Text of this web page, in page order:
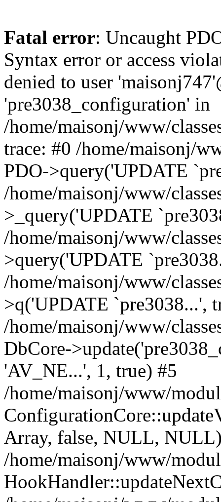
Fatal error: Uncaught
Syntax error or access
denied to user
'pre3038_configuration' in
/home/maisonj/www/
trace: #0 /home/maisonj/
PDO->query('UPDATE
/home/maisonj/www/
>_query('UPDATE
/home/maisonj/www/
>query('UPDATE
/home/maisonj/www/
>q('UPDATE `pre3038...',
/home/maisonj/www/
DbCore-
'AV_NE...', 1, true) #5
/home/maisonj/www/
Array, false, NULL,
/home/maisonj/www/